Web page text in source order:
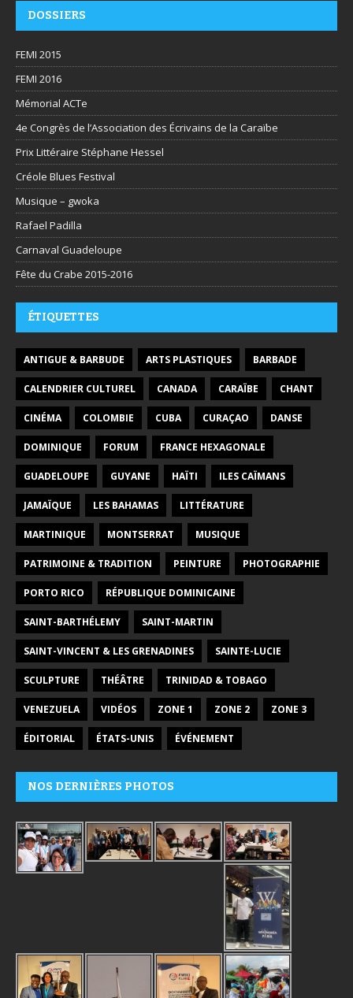
DOSSIERS
FEMI 2015
FEMI 2016
Mémorial ACTe
4e Congrès de l’Association des Écrivains de la Caraïbe
Prix Littéraire Stéphane Hessel
Créole Blues Festival
Musique – gwoka
Rafael Padilla
Carnaval Guadeloupe
Fête du Crabe 2015-2016
ÉTIQUETTES
ANTIGUE & BARBUDE ARTS PLASTIQUES BARBADE
CALENDRIER CULTUREL CANADA CARAÏBE CHANT
CINÉMA COLOMBIE CUBA CURAÇAO DANSE
DOMINIQUE FORUM FRANCE HEXAGONALE
GUADELOUPE GUYANE HAÏTI ILES CAÏMANS
JAMAÏQUE LES BAHAMAS LITTÉRATURE
MARTINIQUE MONTSERRAT MUSIQUE
PATRIMOINE & TRADITION PEINTURE PHOTOGRAPHIE
PORTO RICO RÉPUBLIQUE DOMINICAINE
SAINT-BARTHÉLEMY SAINT-MARTIN
SAINT-VINCENT & LES GRENADINES SAINTE-LUCIE
SCULPTURE THÉÂTRE TRINIDAD & TOBAGO
VENEZUELA VIDÉOS ZONE 1 ZONE 2 ZONE 3
ÉDITORIAL ÉTATS-UNIS ÉVÉNEMENT
NOS DERNIÈRES PHOTOS